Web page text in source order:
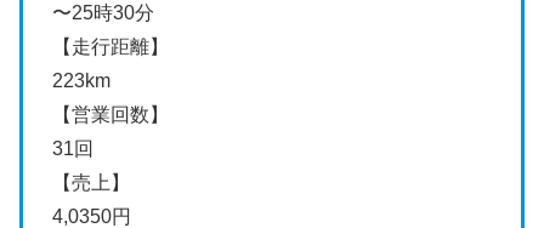
〜25時30分
【走行距離】
223km
【営業回数】
31回
【売上】
4,0350円